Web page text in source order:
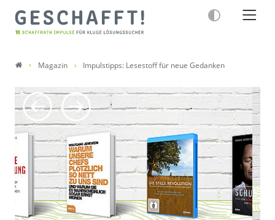
Magazin Impulstipps: Lesestoff für neue Gedanken